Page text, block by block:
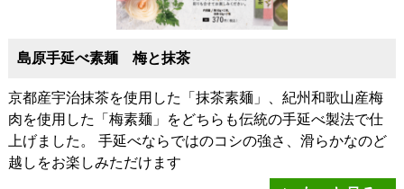
島原手延べ素麺 梅と抹茶
京都産宇治抹茶を使用した「抹茶素麺」、紀州和歌山産梅
肉を使用した「梅素麺」をどちらも伝統の手延べ製法で仕
上げました。 手延べならではのコシの強さ、滑らかなのど
越しをお楽しみただけます